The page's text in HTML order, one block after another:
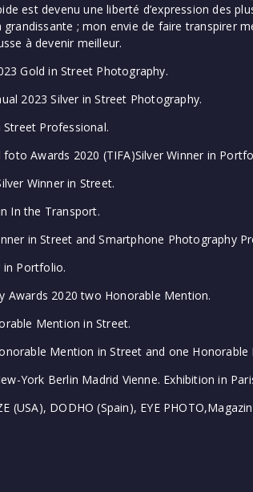
est devenu une liberté d’expression des
; mon envie de faire transpirer
à devenir meilleur.
Gold in Street Photography.
2023 Silver in Street Photography.
Professional.
Awards 2020 (TIFA)Silver Winner in
Winner in Street.
In the Transport.
in Street and Smartphone Photography
in Portfolio.
Awards 2020 two Honorable Mention.
Mention in Street.
Mention in Street and one Honorable
York Berlin Madrid Vienne. Exhibition in
(USA), DODHO (Spain), EYE